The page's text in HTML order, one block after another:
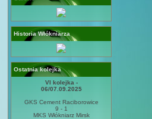
Historia Włókniarza
Ostatnia kolejka
VI kolejka -
06/07.09.2025
GKS Cement Raciborowice
9 - 1
MKS Włókniarz Mirsk